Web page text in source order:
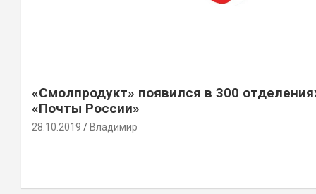
«Смолпродукт» появился в 300
«Почты России»
28.10.2019 Владимир